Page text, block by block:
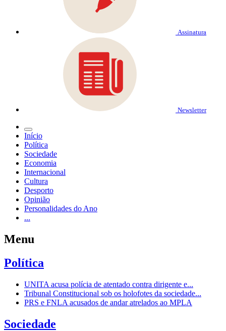
Assinatura
Newsletter
Início
Política
Sociedade
Economia
Internacional
Cultura
Desporto
Opinião
Personalidades do Ano
...
Menu
Política
UNITA acusa polícia de atentado contra dirigente e...
Tribunal Constitucional sob os holofotes da sociedade...
PRS e FNLA acusados de andar atrelados ao MPLA
Sociedade